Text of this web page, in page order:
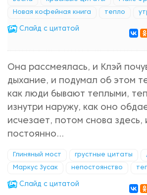
Новая кофейная книга тепло
Cлайд с цитатой
Она рассмеялась, и Клэй
дыхание, и подумал об этом
как люди бывают теплыми,
изнутри наружу, как оно
исчезает, потом снова здесь,
постоянно…
Глиняный мост грустные цитаты
Маркус Зусак непостоянство
Cлайд с цитатой